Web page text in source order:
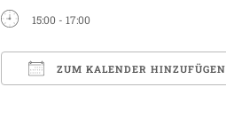
15:00 - 17:00
ZUM KALENDER HINZUFÜGEN